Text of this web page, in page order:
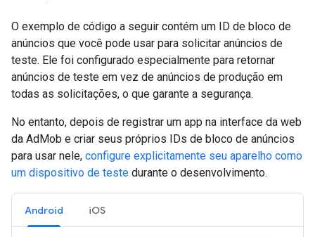
O exemplo de código a seguir contém um ID de bloco de
anúncios que você pode usar para solicitar anúncios de
teste. Ele foi configurado especialmente para retornar
anúncios de teste em vez de anúncios de produção em
todas as solicitações, o que garante a segurança.
No entanto, depois de registrar um app na interface da web
da AdMob e criar seus próprios IDs de bloco de anúncios
para usar nele, configure explicitamente seu aparelho como
um dispositivo de teste durante o desenvolvimento.
Android iOS